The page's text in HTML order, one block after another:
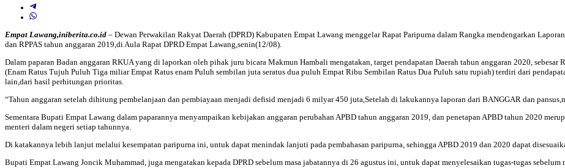
Empat Lawang,iniberita.co.id – Dewan Perwakilan Rakyat Daerah (DPRD) Kabupaten Empat Lawang menggelar Rapat Paripurna dalam Rangka mendengarkan
dan RPPAS tahun anggaran 2019,di Aula Rapat DPRD Empat Lawang,senin(12/08).
Dalam paparan Badan anggaran RKUA yang di laporkan oleh pihak juru bicara Makmun Hambali mengatakan, target pendapatan Daerah tahun anggaran 2020, sebesar
(Enam Ratus Tujuh Puluh Tiga miliar Empat Ratus enam Puluh sembilan juta seratus dua puluh Empat Ribu Sembilan Ratus Dua Puluh satu rupiah) terdiri dari
lain,dari hasil perhitungan prioritas.
“Tahun anggaran setelah dihitung pembelanjaan dan pembiayaan menjadi defisid menjadi 6 milyar 450 juta,Setelah di lakukannya laporan dari BANGGAR dan
Sementara Bupati Empat Lawang dalam paparannya menyampaikan kebijakan anggaran perubahan APBD tahun anggaran 2019, dan penetapan APBD tahun 2020
menteri dalam negeri setiap tahunnya.
Di katakannya lebih lanjut melalui kesempatan paripurna ini, untuk dapat menindak lanjuti pada pembahasan paripurna, sehingga APBD 2019 dan 2020 dapat
Bupati Empat Lawang Joncik Muhammad, juga mengatakan kepada DPRD sebelum masa jabatannya di 26 agustus ini, untuk dapat menyelesaikan tugas-tugas sebelum